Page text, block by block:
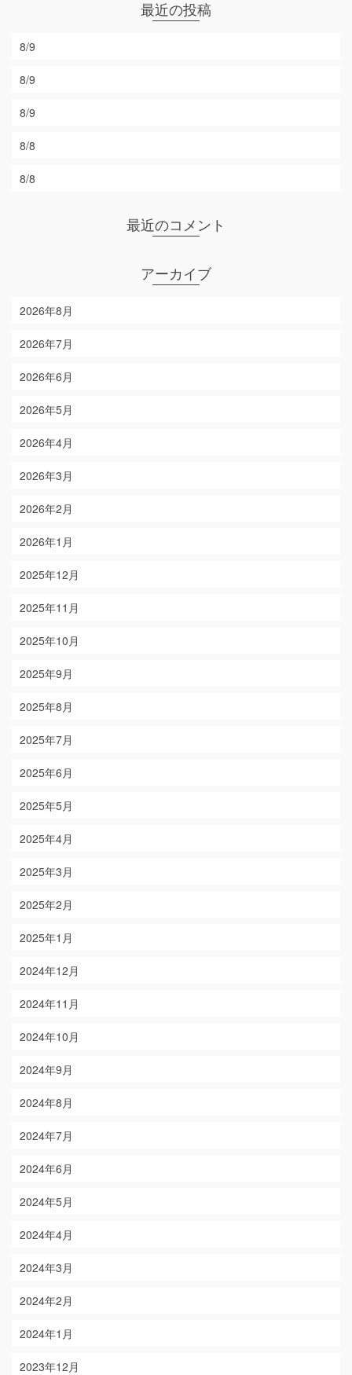
最近の投稿
8/9
8/9
8/9
8/8
8/8
最近のコメント
アーカイブ
2026年8月
2026年7月
2026年6月
2026年5月
2026年4月
2026年3月
2026年2月
2026年1月
2025年12月
2025年11月
2025年10月
2025年9月
2025年8月
2025年7月
2025年6月
2025年5月
2025年4月
2025年3月
2025年2月
2025年1月
2024年12月
2024年11月
2024年10月
2024年9月
2024年8月
2024年7月
2024年6月
2024年5月
2024年4月
2024年3月
2024年2月
2024年1月
2023年12月